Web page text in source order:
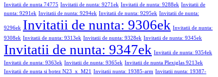
Invitatii de nunta 74775 Invitatii de nunta: 9271ek Invitatii de nunta: 9288ek Invitatii de
nunta: 9291ek Invitatii de nunta: 9294ek Invitatii de nunta: 9295ek Invitatii de nunta:
9296ek Invitatii de nunta: 9306ek Invitatii de nunta:
9308ek Invitatii de nunta: 9313ek Invitatii de nunta: 9328ek Invitatii de nunta: 9345ek
Invitatii de nunta: 9347ek Invitatii de nunta: 9354ek
Invitatii de nunta: 9363ek Invitatii de nunta: 9365ek Invitatii de nunta Plexiglas 9213ek
Invitatii de nunta si botez N23_x_M21 Invitatii nunta: 19385-arm Invitatii nunta: 19387-